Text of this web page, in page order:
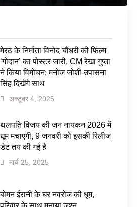
मेरठ के निर्माता विनोद चौधरी की फिल्म
‘गोदान’ का पोस्टर जारी, CM रेखा गुप्ता
ने किया विमोचन; मनोज जोशी-उपासना
सिंह दिखेंगे साथ
अक्टूबर 4, 2025
थलपति विजय की जन नायकन 2026 में
धूम मचाएगी, 9 जनवरी को इसकी रिलीज
डेट तय की गई है
मार्च 25, 2025
बोमन ईरानी के घर नवरोज की धूम,
परिवार के साथ मनाया जश्न